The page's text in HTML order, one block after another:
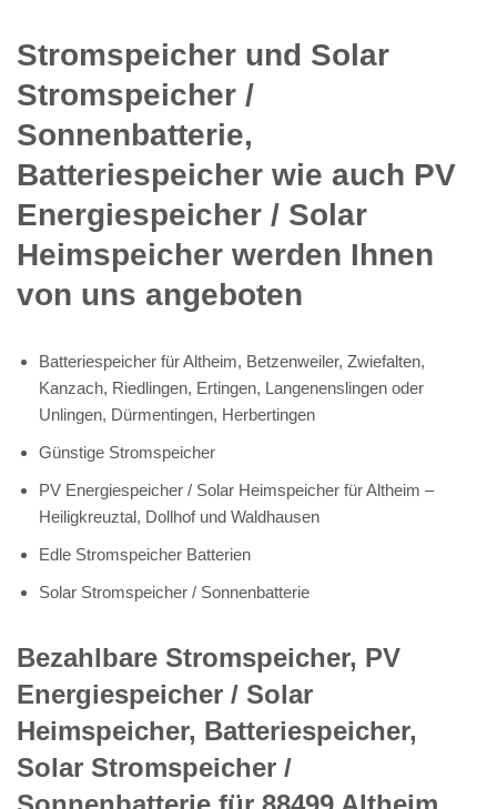
Stromspeicher und Solar
Stromspeicher /
Sonnenbatterie,
Batteriespeicher wie auch PV
Energiespeicher / Solar
Heimspeicher werden Ihnen
von uns angeboten
Batteriespeicher für Altheim, Betzenweiler, Zwiefalten,
Kanzach, Riedlingen, Ertingen, Langenenslingen oder
Unlingen, Dürmentingen, Herbertingen
Günstige Stromspeicher
PV Energiespeicher / Solar Heimspeicher für Altheim –
Heiligkreuztal, Dollhof und Waldhausen
Edle Stromspeicher Batterien
Solar Stromspeicher / Sonnenbatterie
Bezahlbare Stromspeicher, PV
Energiespeicher / Solar
Heimspeicher, Batteriespeicher,
Solar Stromspeicher /